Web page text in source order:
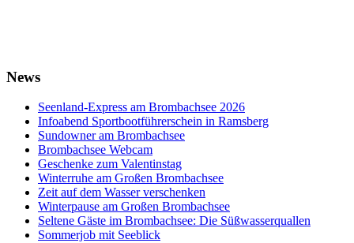
News
Seenland-Express am Brombachsee 2026
Infoabend Sportbootführerschein in Ramsberg
Sundowner am Brombachsee
Brombachsee Webcam
Geschenke zum Valentinstag
Winterruhe am Großen Brombachsee
Zeit auf dem Wasser verschenken
Winterpause am Großen Brombachsee
Seltene Gäste im Brombachsee: Die Süßwasserquallen
Sommerjob mit Seeblick